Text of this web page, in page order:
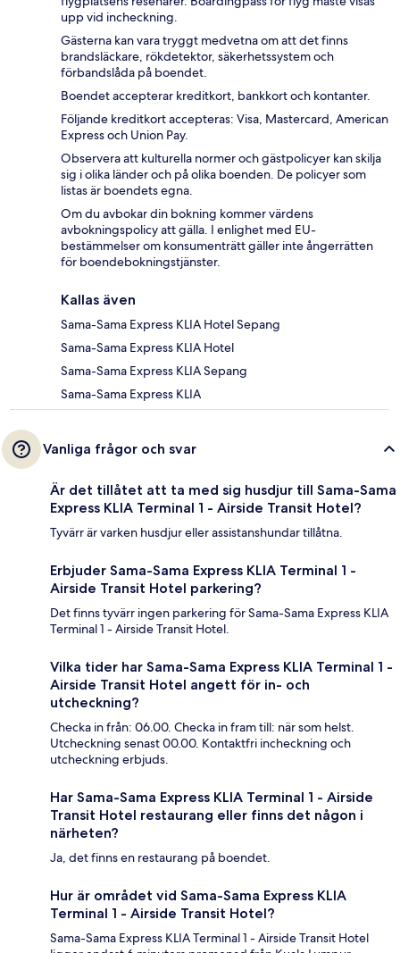
upp vid incheckning.
Gästerna kan vara tryggt medvetna om att det finns
brandsläckare, rökdetektor, säkerhetssystem och
förbandslåda på boendet.
Boendet accepterar kreditkort, bankkort och kontanter.
Följande kreditkort accepteras: Visa, Mastercard, American
Express och Union Pay.
Observera att kulturella normer och gästpolicyer kan skilja
sig i olika länder och på olika boenden. De policyer som
listas är boendets egna.
Om du avbokar din bokning kommer värdens
avbokningspolicy att gälla. I enlighet med EU-
bestämmelser om konsumenträtt gäller inte ångerrätten
för boendebokningstjänster.
Kallas även
Sama-Sama Express KLIA Hotel Sepang
Sama-Sama Express KLIA Hotel
Sama-Sama Express KLIA Sepang
Sama-Sama Express KLIA
Vanliga frågor och svar
Är det tillåtet att ta med sig husdjur till Sama-Sama
Express KLIA Terminal 1 - Airside Transit Hotel?
Tyvärr är varken husdjur eller assistanshundar tillåtna.
Erbjuder Sama-Sama Express KLIA Terminal 1 -
Airside Transit Hotel parkering?
Det finns tyvärr ingen parkering för Sama-Sama Express KLIA
Terminal 1 - Airside Transit Hotel.
Vilka tider har Sama-Sama Express KLIA Terminal 1 -
Airside Transit Hotel angett för in- och
utcheckning?
Checka in från: 06.00. Checka in fram till: när som helst.
Utcheckning senast 00.00. Kontaktfri incheckning och
utcheckning erbjuds.
Har Sama-Sama Express KLIA Terminal 1 - Airside
Transit Hotel restaurang eller finns det någon i
närheten?
Ja, det finns en restaurang på boendet.
Hur är området vid Sama-Sama Express KLIA
Terminal 1 - Airside Transit Hotel?
Sama-Sama Express KLIA Terminal 1 - Airside Transit Hotel